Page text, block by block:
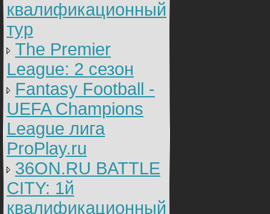
квалификационный
тур
The Premier
League: 2 cезон
Fantasy Football -
UEFA Champions
League лига
ProPlay.ru
36ON.RU BATTLE
CITY: 1й
квалификационный